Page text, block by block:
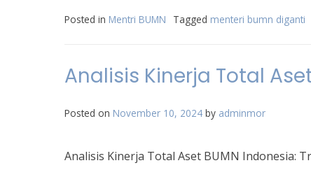
Posted in Mentri BUMN Tagged menteri bumn diganti
Analisis Kinerja Total
Posted on November 10, 2024 by adminmor
Analisis Kinerja Total Aset BUMN Indonesia: